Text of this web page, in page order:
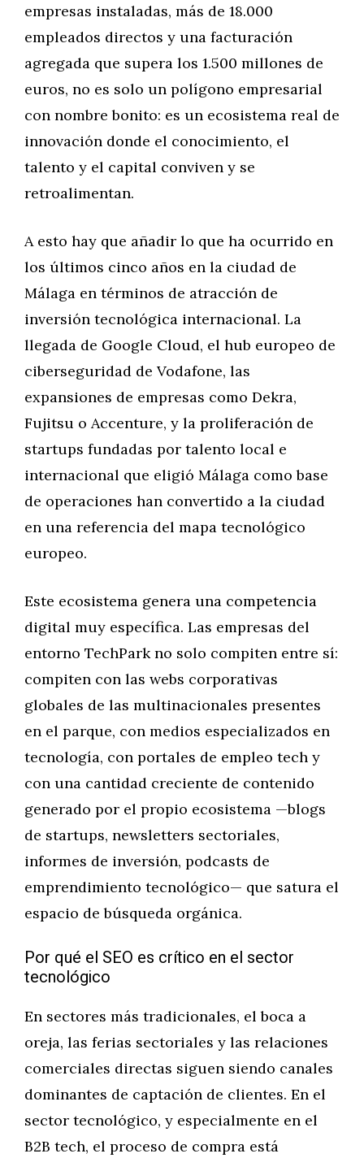
empresas instaladas, más de 18.000
empleados directos y una facturación
agregada que supera los 1.500 millones de
euros, no es solo un polígono empresarial
con nombre bonito: es un ecosistema real de
innovación donde el conocimiento, el
talento y el capital conviven y se
retroalimentan.
A esto hay que añadir lo que ha ocurrido en
los últimos cinco años en la ciudad de
Málaga en términos de atracción de
inversión tecnológica internacional. La
llegada de Google Cloud, el hub europeo de
ciberseguridad de Vodafone, las
expansiones de empresas como Dekra,
Fujitsu o Accenture, y la proliferación de
startups fundadas por talento local e
internacional que eligió Málaga como base
de operaciones han convertido a la ciudad
en una referencia del mapa tecnológico
europeo.
Este ecosistema genera una competencia
digital muy específica. Las empresas del
entorno TechPark no solo compiten entre sí:
compiten con las webs corporativas
globales de las multinacionales presentes
en el parque, con medios especializados en
tecnología, con portales de empleo tech y
con una cantidad creciente de contenido
generado por el propio ecosistema —blogs
de startups, newsletters sectoriales,
informes de inversión, podcasts de
emprendimiento tecnológico— que satura el
espacio de búsqueda orgánica.
Por qué el SEO es crítico en el sector
tecnológico
En sectores más tradicionales, el boca a
oreja, las ferias sectoriales y las relaciones
comerciales directas siguen siendo canales
dominantes de captación de clientes. En el
sector tecnológico, y especialmente en el
B2B tech, el proceso de compra está